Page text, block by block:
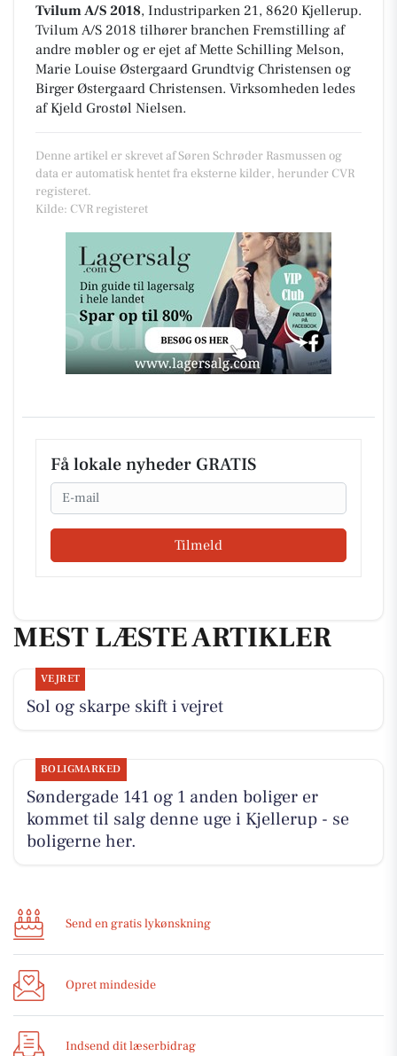
Tvilum A/S 2018, Industriparken 21, 8620 Kjellerup.
Tvilum A/S 2018 tilhører branchen Fremstilling af
andre møblerog er ejet af Mette Schilling Melson,
Marie Louise Østergaard Grundtvig Christensen og
Birger Østergaard Christensen. Virksomheden ledes
af Kjeld Grostøl Nielsen.
Denne artikel er skrevet af Søren Schrøder Rasmussen og
data er automatisk hentet fra eksterne kilder, herunder CVR
registeret.
Kilde: CVR registeret
Få lokale nyheder GRATIS
Email
Tilmeld
MEST LÆSTE ARTIKLER
VEJRET
Sol og skarpe skift i vejret
BOLIGMARKED
Søndergade 141 og 1 anden boliger er
kommet til salg denne uge i Kjellerup - se
boligerne her.
Send en gratis lykønskning
Opret mindeside
Indsend dit læserbidrag